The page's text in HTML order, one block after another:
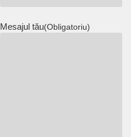
Mesajul tău(Obligatoriu)